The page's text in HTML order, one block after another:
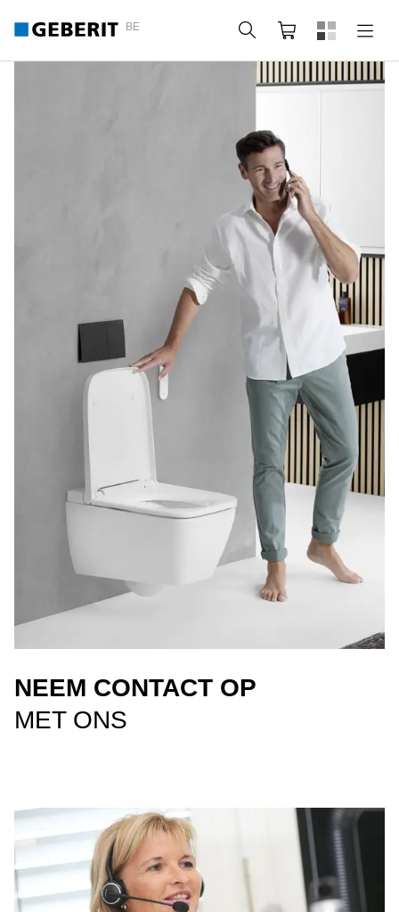
BE Zoeken Winkelmandje
NEEM CONTACT OP
MET ONS